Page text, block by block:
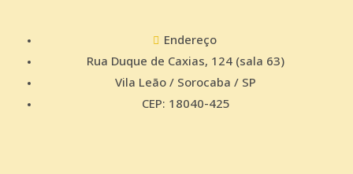
Endereço
Rua Duque de Caxias, 124 (sala 63)
Vila Leão / Sorocaba / SP
CEP: 18040-425